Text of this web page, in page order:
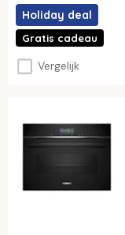
Holiday deal
Gratis cadeau
Vergelijk